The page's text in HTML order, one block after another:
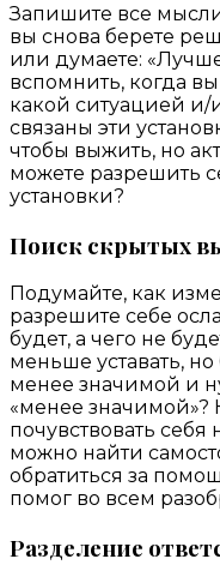
Запишите все
вы снова берете
или думаете:
вспомнить, когда
какой ситуацией
связаны эти
чтобы выжить, но
можете разрешить
установки?
Поиск скрытых
Подумайте, как
разрешите себе
будет, а чего не
меньше уставать, но
менее значимой и
«менее значимой»?
почувствовать
можно найти
обратиться за
помог во всем
Разделение